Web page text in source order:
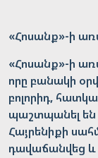
«Հոսանք»-ի
«Հոսանք»-ի
որը բանակի
բոլորիդ,
պաշտպանել են
Հայրենիքի
դավաճանվեց և